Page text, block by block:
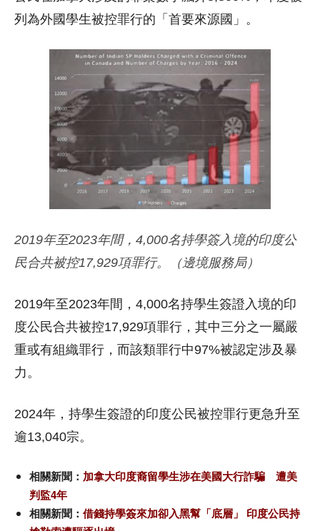
列為外國學生被控罪行的「首要來源國」。
2019年至2023年間，4,000名持學簽入境的印度公
民合共被控17,929項罪行。（邊境服務局）
2019年至2023年間，4,000名持學生簽證入境的印
度公民合共被控17,929項罪行，其中三分之一屬嚴
重或有組織罪行，而該類罪行中97%被認定涉及暴
力。
2024年，持學生簽證的印度公民被控罪行更急升至
逾13,040宗。
相關新聞： 加拿大印度裔留學生涉在美國大行詐騙 遭美
判監4年
相關新聞： 借錢持學簽來加卻入黑幫「底層」 印度公民持